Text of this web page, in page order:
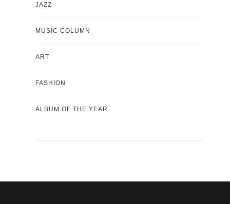
JAZZ
MUSIC COLUMN
ART
FASHION
ALBUM OF THE YEAR